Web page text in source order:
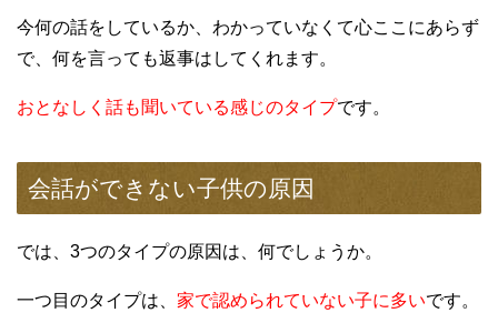
今何の話をしているか、わかっていなくて心ここにあらず
で、何を言っても返事はしてくれます。
おとなしく話も聞いている感じのタイプです。
会話ができない子供の原因
では、3つのタイプの原因は、何でしょうか。
一つ目のタイプは、 家で認められていない子に多いです。